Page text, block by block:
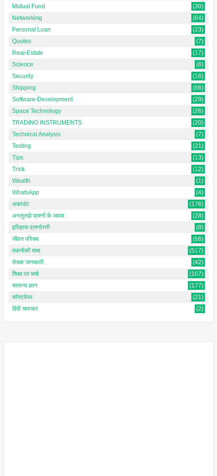
Mutual Fund
(30)
Networking
(64)
Personal Loan
(23)
Quotes
(7)
Real-Estate
(17)
Science
(6)
Security
(16)
Shipping
(66)
Software-Development
(29)
Space Technology
(26)
TRADING INSTRUMENTS
(20)
Technical Analysis
(7)
Testing
(21)
Tips
(13)
Trick
(12)
Wealth
(1)
WhatsApp
(4)
अकाउंट
(176)
अनसुलझे प्रश्नों के जवाब
(28)
इतिहास प्रश्नोत्तरी
(8)
जीवन परिचय
(66)
तकनीकी शब्द
(517)
रोचक जानकारी
(42)
शिक्षा पर चर्चा
(107)
सामान्य ज्ञान
(177)
सॉफ्टवेयर
(21)
हिंदी समाचार
(2)